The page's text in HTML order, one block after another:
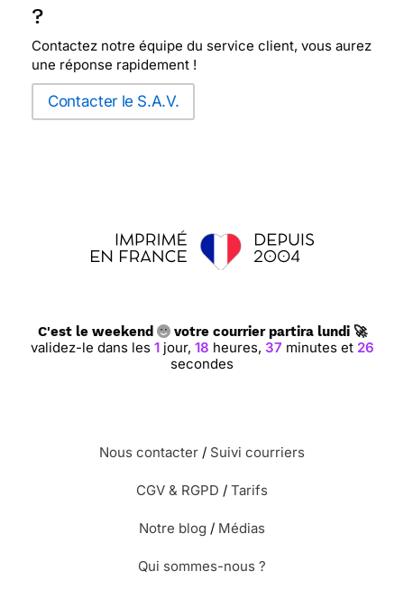
?
Contactez notre équipe du service client, vous aurez
une réponse rapidement !
Contacter le S.A.V.
C'est le weekend votre courrier partira lundi 🚀
validez-le dans les 1 jour, 18 heures, 37 minutes et 25
secondes
Nous contacter / Suivi courriers
CGV & RGPD / Tarifs
Notre blog / Médias
Qui sommes-nous ?